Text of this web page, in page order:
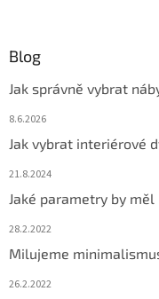
Blog
Jak správně vybrat
8.6.2026
Jak vybrat interiérové
21.8.2024
Jaké parametry by
28.2.2022
Milujeme
26.2.2022